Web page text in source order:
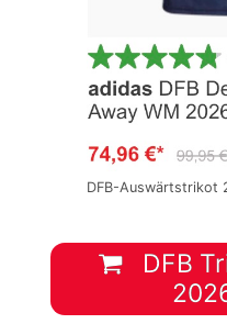
DFB-Auswärtstrikot
DFB